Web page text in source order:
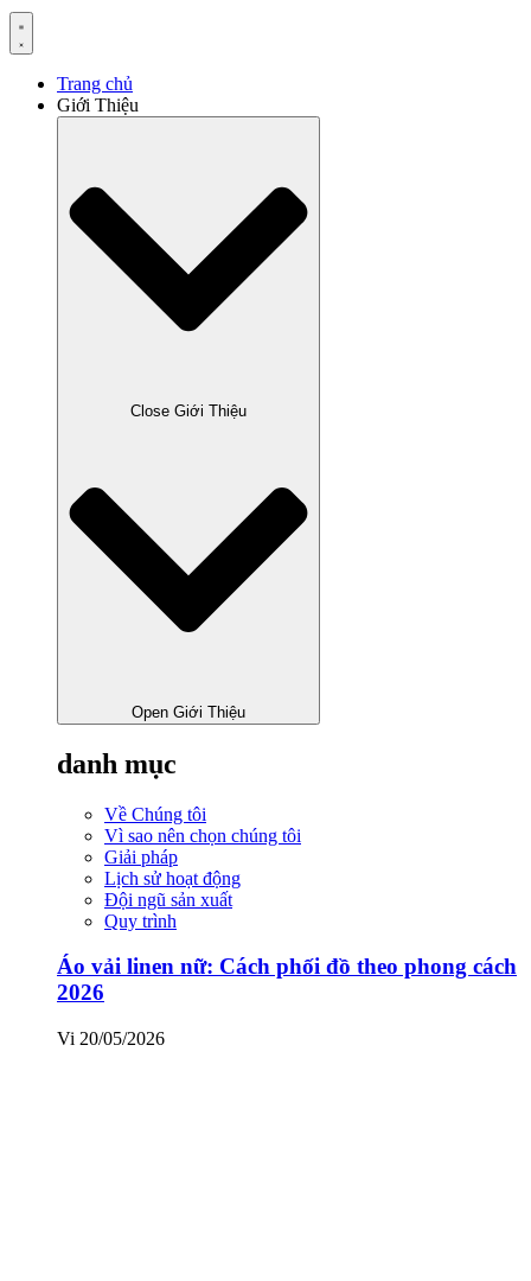
Trang chủ
Giới Thiệu
Close Giới Thiệu
Open Giới Thiệu
danh mục
Về Chúng tôi
Vì sao nên chọn chúng tôi
Giải pháp
Lịch sử hoạt động
Đội ngũ sản xuất
Quy trình
Áo vải linen nữ: Cách phối đồ theo phong cách
2026
Vi 20/05/2026